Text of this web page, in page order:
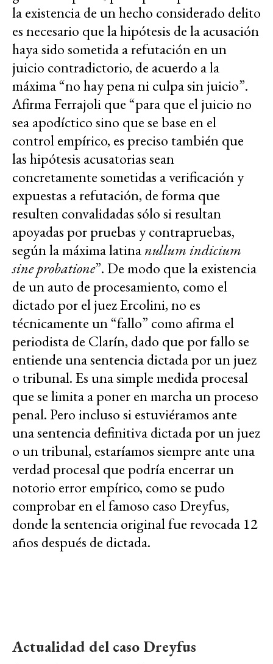
la existencia de un hecho considerado delito
es necesario que la hipótesis de la acusación
haya sido sometida a refutación en un
juicio contradictorio, de acuerdo a la
máxima “no hay pena ni culpa sin juicio”.
Afirma Ferrajoli que “para que el juicio no
sea apodíctico sino que se base en el
control empírico, es preciso también que
las hipótesis acusatorias sean
concretamente sometidas a verificación y
expuestas a refutación, de forma que
resulten convalidadas sólo si resultan
apoyadas por pruebas y contrapruebas,
según la máxima latinanullum indicium
sine probatione”. De modo que la existencia
de un auto de procesamiento, como el
dictado por el juez Ercolini, no es
técnicamente un “fallo” como afirma el
periodista de Clarín, dado que por fallo se
entiende una sentencia dictada por un juez
o tribunal. Es una simple medida procesal
que se limita a poner en marcha un proceso
penal. Pero incluso si estuviéramos ante
una sentencia definitiva dictada por un juez
o un tribunal, estaríamos siempre ante una
verdad procesal que podría encerrar un
notorio error empírico, como se pudo
comprobar en el famoso caso Dreyfus,
donde la sentencia original fue revocada 12
años después de dictada.
Actualidad del caso Dreyfus